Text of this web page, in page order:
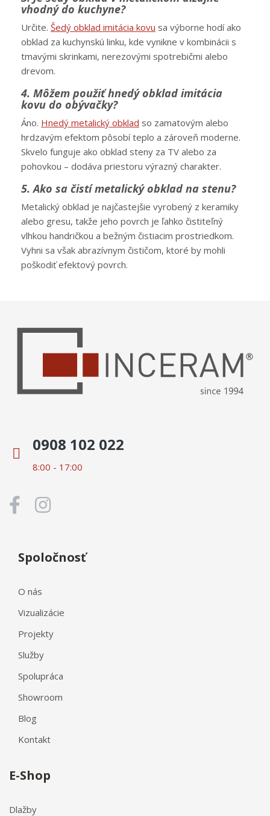
vhodný do kuchyne?
Určite. Šedý obklad imitácia kovu sa výborne hodí ako
obklad za kuchynskú linku, kde vynikne v kombinácii s
tmavými skrinkami, nerezovými spotrebičmi alebo
drevom.
4. Môžem použiť hnedý obklad imitácia
kovu do obývačky?
Áno. Hnedý metalický obklad so zamatovým alebo
hrdzavým efektom pôsobí teplo a zároveň moderne.
Skvelo funguje ako obklad steny za TV alebo za
pohovkou – dodáva priestoru výrazný charakter.
5. Ako sa čistí metalický obklad na stenu?
Metalický obklad je najčastejšie vyrobený z keramiky
alebo gresu, takže jeho povrch je ľahko čistiteľný
vlhkou handričkou a bežným čistiacim prostriedkom.
Vyhni sa však abrazívnym čističom, ktoré by mohli
poškodiť efektový povrch.
0908 102 022
8:00 - 17:00
Spoločnosť
O nás
Vizualizácie
Projekty
Služby
Spolupráca
Showroom
Blog
Kontakt
E-Shop
Dlažby